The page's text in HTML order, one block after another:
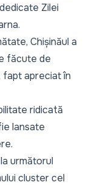
Zilei
Chișinăul a
făcute de
fapt apreciat în
ridicată
lansate
următorul
cluster cel